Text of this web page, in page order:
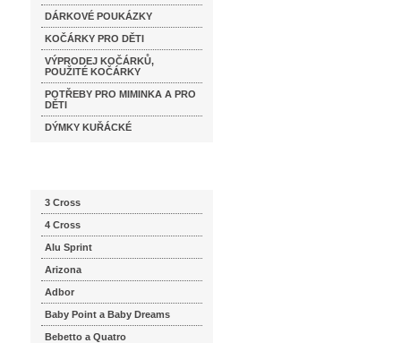
DÁRKOVÉ POUKÁZKY
KOČÁRKY PRO DĚTI
VÝPRODEJ KOČÁRKŮ,
POUŽITÉ KOČÁRKY
POTŘEBY PRO MIMINKA A PRO
DĚTI
DÝMKY KUŘÁCKÉ
3 Cross
4 Cross
Alu Sprint
Arizona
Adbor
Baby Point a Baby Dreams
Bebetto a Quatro